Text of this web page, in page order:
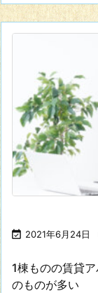
 2021年6月24日
1棟ものの賃貸
のものが多い